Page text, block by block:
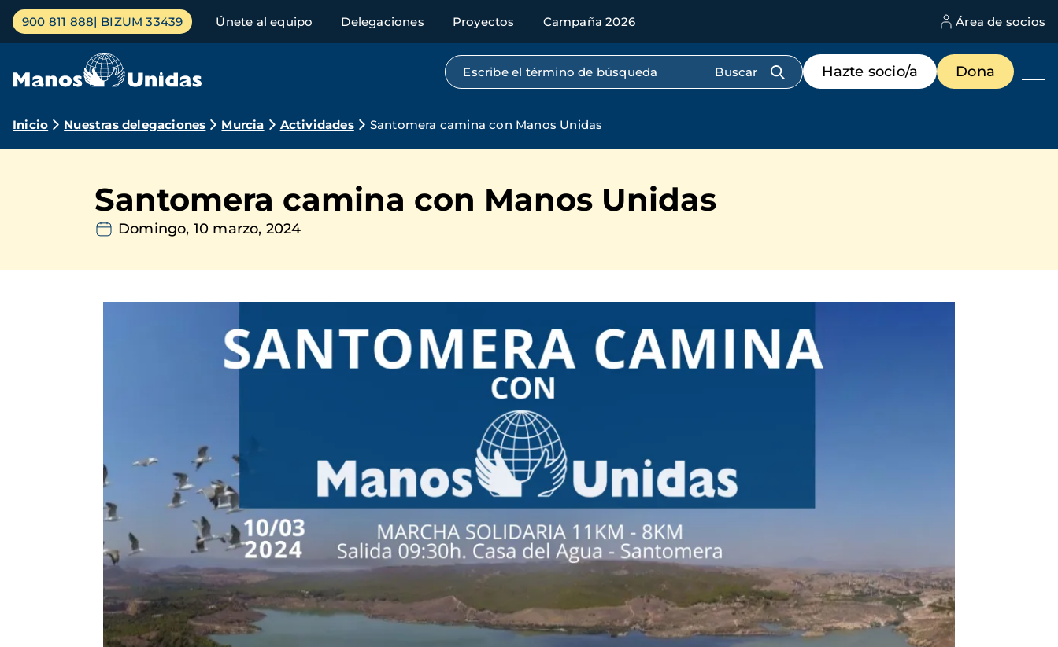
Pasar
contenido
Menú
principal
900 811 888 BIZUM 33439 Únete al equipo Delegaciones Proyectos Campaña 2026 Área de socios
Búsqueda por texto completo
Menú
de
destacados
Hazte socio/a Dona
Ruta
navegación
Inicio Nuestras delegaciones Murcia Actividades Santomera camina con Manos Unidas
Santomera camina con Manos Unidas
Domingo, 10 marzo, 2024